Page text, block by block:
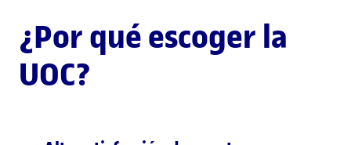
¿Por qué escoger la
UOC?